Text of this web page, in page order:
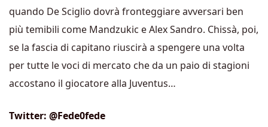
quando De Sciglio dovrà fronteggiare avversari ben
più temibili come Mandzukic e Alex Sandro. Chissà, poi,
se la fascia di capitano riuscirà a spengere una volta
per tutte le voci di mercato che da un paio di stagioni
accostano il giocatore alla Juventus…
Twitter: @Fede0fede